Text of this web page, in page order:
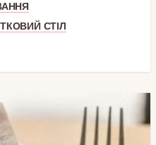
СТІЛ